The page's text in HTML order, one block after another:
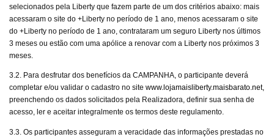
selecionados pela Liberty que fazem parte de um dos critérios abaixo: mais
acessaram o site do +Liberty no período de 1 ano, menos acessaram o site
do +Liberty no período de 1 ano, contrataram um seguro Liberty nos últimos
3 meses ou estão com uma apólice a renovar com a Liberty nos próximos 3
meses.
3.2. Para desfrutar dos benefícios da CAMPANHA, o participante deverá
completar e/ou validar o cadastro no site www.lojamaisliberty.maisbarato.net,
preenchendo os dados solicitados pela Realizadora, definir sua senha de
acesso, ler e aceitar integralmente os termos deste regulamento.
3.3. Os participantes asseguram a veracidade das informações prestadas no